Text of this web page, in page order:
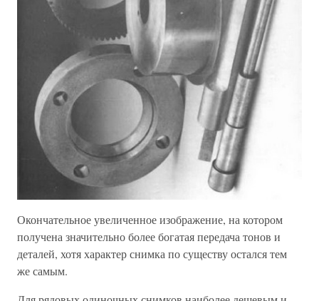
Окончательное увеличенное изображение, на котором
получена значительно более богатая передача тонов и
деталей, хотя характер снимка по существу остался тем
же самым.